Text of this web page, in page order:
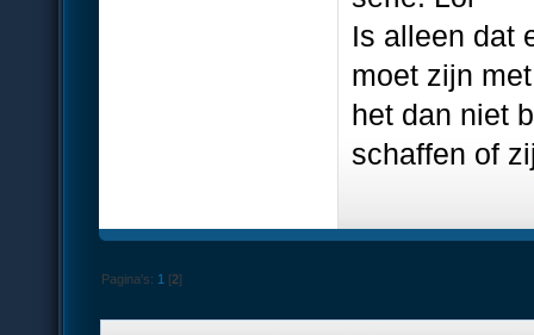
Is alleen dat
moet zijn
het dan niet
schaffen of
Pagina's: 1 [2]